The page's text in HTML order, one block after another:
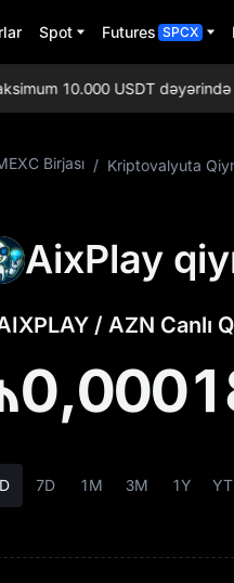
Spot Futures SPCX
10.000 USDT dəyərində
Birjası / Kriptovalyuta
AixPlay
/ AZN Canlı
7D 1M 3M 1Y